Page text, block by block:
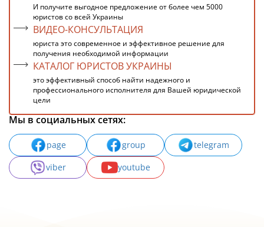
И получите выгодное предложение от более чем 5000
юристов со всей Украины
ВИДЕО-КОНСУЛЬТАЦИЯ
юриста это современное и эффективное решение для
получения необходимой информации
КАТАЛОГ ЮРИСТОВ УКРАИНЫ
это эффективный способ найти надежного и
профессионального исполнителя для Вашей юридической
цели
Мы в социальных сетях:
page group
telegram
viber
youtube